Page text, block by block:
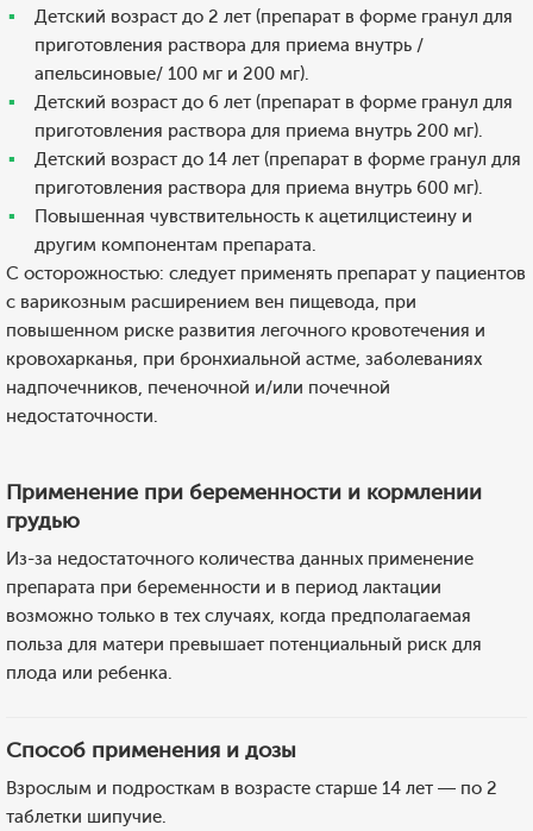
Детский возраст до 2 лет (препарат в форме гранул для
приготовления раствора для приема внутрь /
апельсиновые/ 100 мг и 200 мг).
Детский возраст до 6 лет (препарат в форме гранул для
приготовления раствора для приема внутрь 200 мг).
Детский возраст до 14 лет (препарат в форме гранул для
приготовления раствора для приема внутрь 600 мг).
Повышенная чувствительность к ацетилцистеину и
другим компонентам препарата.
С осторожностью: следует применять препарат у пациентов
с варикозным расширением вен пищевода, при
повышенном риске развития легочного кровотечения и
кровохарканья, при бронхиальной астме, заболеваниях
надпочечников, печеночной и/или почечной
недостаточности.
Применение при беременности и кормлении
грудью
Из-за недостаточного количества данных применение
препарата при беременности и в период лактации
возможно только в тех случаях, когда предполагаемая
польза для матери превышает потенциальный риск для
плода или ребенка.
Способ применения и дозы
Взрослым и подросткам в возрасте старше 14 лет — по 2
таблетки шипучие.